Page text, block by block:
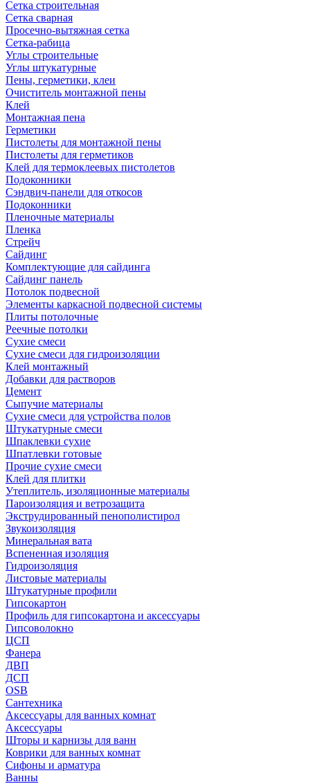
Сетка строительная
Сетка сварная
Просечно-вытяжная сетка
Сетка-рабица
Углы строительные
Углы штукатурные
Пены, герметики, клеи
Очиститель монтажной пены
Клей
Монтажная пена
Герметики
Пистолеты для монтажной пены
Пистолеты для герметиков
Клей для термоклеевых пистолетов
Подоконники
Сэндвич-панели для откосов
Подоконники
Пленочные материалы
Пленка
Стрейч
Сайдинг
Комплектующие для сайдинга
Сайдинг панель
Потолок подвесной
Элементы каркасной подвесной системы
Плиты потолочные
Реечные потолки
Сухие смеси
Сухие смеси для гидроизоляции
Клей монтажный
Добавки для растворов
Цемент
Сыпучие материалы
Сухие смеси для устройства полов
Штукатурные смеси
Шпаклевки сухие
Шпатлевки готовые
Прочие сухие смеси
Клей для плитки
Утеплитель, изоляционные материалы
Пароизоляция и ветрозащита
Экструдированный пенополистирол
Звукоизоляция
Минеральная вата
Вспененная изоляция
Гидроизоляция
Листовые материалы
Штукатурные профили
Гипсокартон
Профиль для гипсокартона и аксессуары
Гипсоволокно
ЦСП
Фанера
ДВП
ДСП
OSB
Сантехника
Аксессуары для ванных комнат
Аксессуары
Шторы и карнизы для ванн
Коврики для ванных комнат
Сифоны и арматура
Ванны